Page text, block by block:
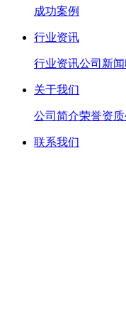
成功案例
行业资讯
行业资讯公司新闻
关于我们
公司简介荣誉资质
联系我们